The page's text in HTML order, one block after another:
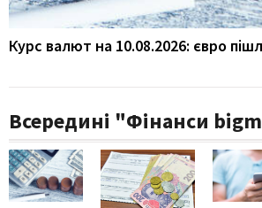
Курс валют на 10.08.2026: євро
Всередині "Фінанси